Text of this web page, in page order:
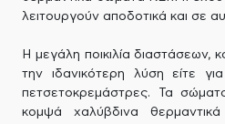
λειτουργούν αποδοτικά και σε
Η μεγάλη ποικιλία διαστάσεων,
την ιδανικότερη λύση είτε
πετσετοκρεμάστρες. Τα
κομψά χαλύβδινα